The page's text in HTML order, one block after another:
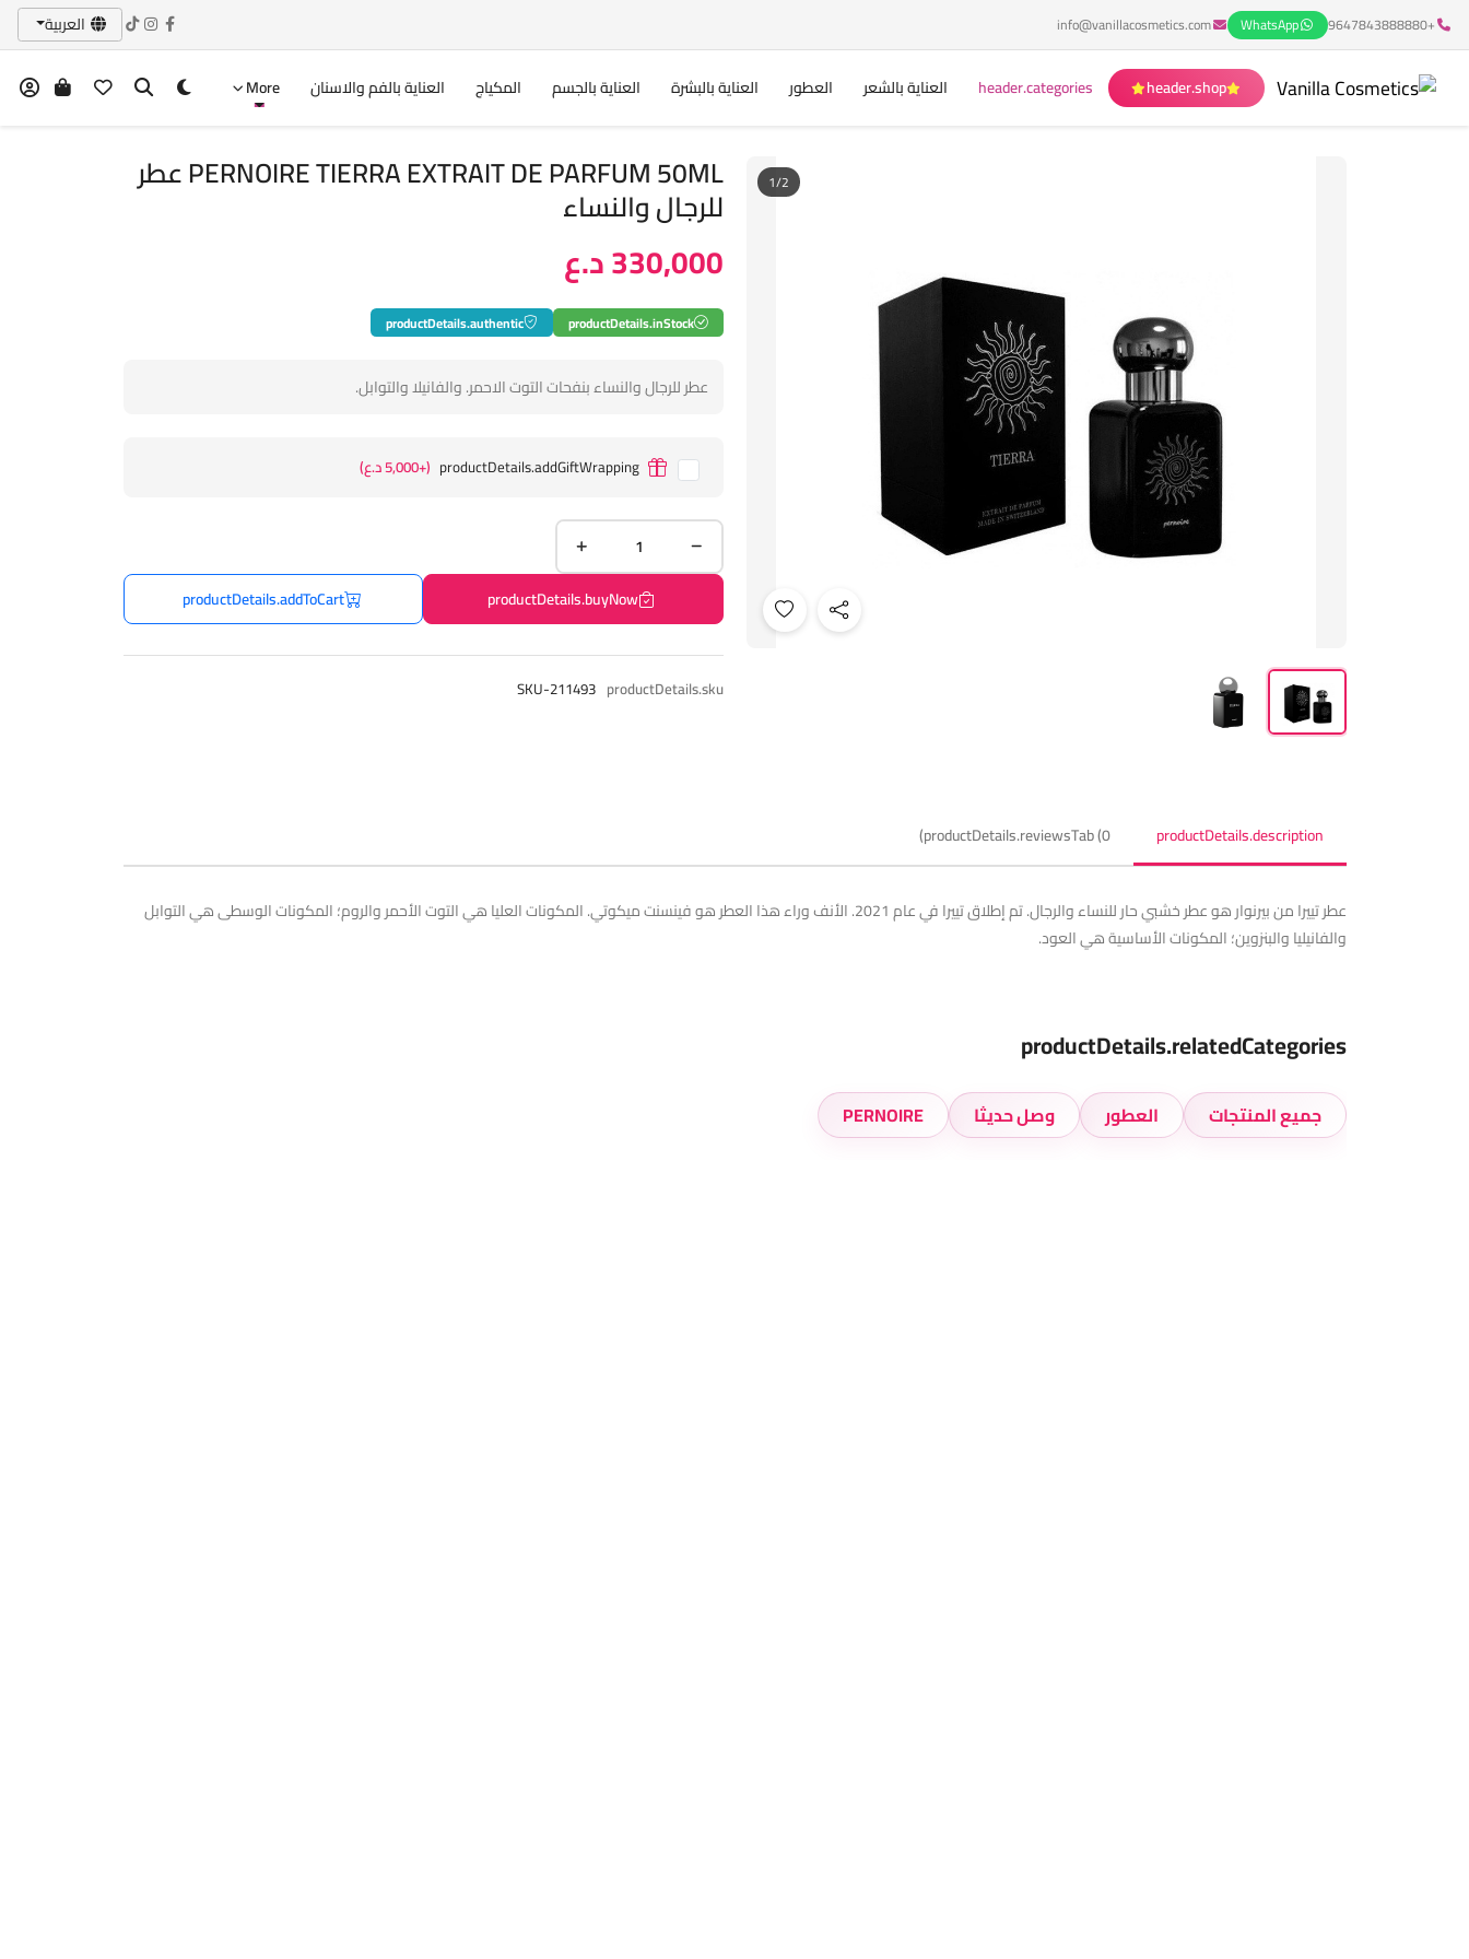
+9647843888880
WhatsApp
info@vanillacosmetics.com العربية
header.shop
header.categories العناية بالشعر العطور العناية بالبشرة العناية بالجسم المكياج العناية بالفم والاسنان More
1/2 PERNOIRE TIERRA EXTRAIT DE PARFUM 50ML عطر
للرجال والنساء
330,000 د.ع
productDetails.inStock
productDetails.authentic
عطر للرجال والنساء بنفحات التوت الاحمر. والفانيلا والتوابل.
productDetails.addGiftWrapping (+5,000 د.ع)
productDetails.buyNow
productDetails.addToCart
productDetails.sku
SKU-211493
productDetails.description
productDetails.reviewsTab (0)
عطر تييرا من بيرنوار هو عطر خشبي حار للنساء والرجال. تم إطلاق تييرا في عام 2021. الأنف وراء هذا العطر هو فينسنت ميكوتي. المكونات العليا هي التوت الأحمر والروم؛ المكونات الوسطى هي التوابل
والفانيليا والبنزوين؛ المكونات الأساسية هي العود.
productDetails.relatedCategories
جميع المنتجات العطور وصل حديثا PERNOIRE